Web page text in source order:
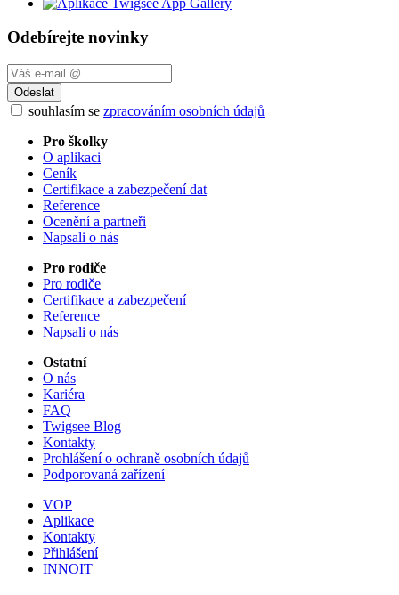
Odebírejte novinky
Odeslat
souhlasím se zpracováním osobních údajů
Pro školky
O aplikaci
Ceník
Certifikace a zabezpečení dat
Reference
Ocenění a partneři
Napsali o nás
Pro rodiče
Pro rodiče
Certifikace a zabezpečení
Reference
Napsali o nás
Ostatní
O nás
Kariéra
FAQ
Twigsee Blog
Kontakty
Prohlášení o ochraně osobních údajů
Podporovaná zařízení
VOP
Aplikace
Kontakty
Přihlášení
INNOIT